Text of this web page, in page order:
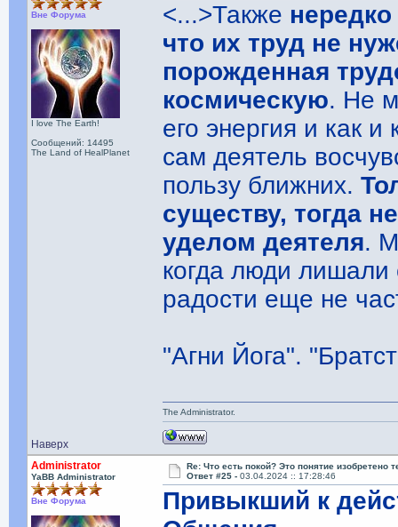
Вне Форума
I love The Earth!
Сообщений: 14495
The Land of HealPlanet
<...>Также
что их труд не
порожденная
космическую. Не
его энергия и как
сам деятель
пользу ближних.
существу, тогда
уделом деятеля.
когда люди лишали
радости еще не
"Агни Йога".
Наверх
The Administrator.
Administrator
YaBB Administrator
Вне Форума
Re: Что есть покой? Это понятие изобретено
Ответ #25 -03.04.2024 :: 17:28:46
Привыкший к